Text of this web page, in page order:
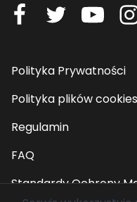
Polityka Prywatności
Polityka plików cookies
Regulamin
FAQ
Standardy Ochrony